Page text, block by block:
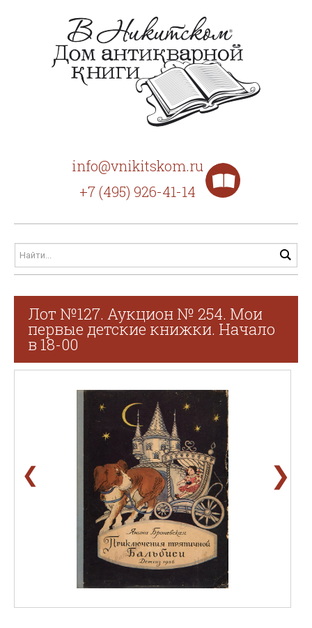
info@vnikitskom.ru
+7 (495) 926-41-14
Лот №127. Аукцион № 254. Мои
первые детские книжки. Начало
в 18-00
❮ ❯